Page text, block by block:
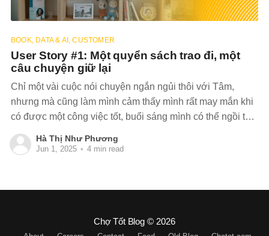
BOOK, DATA & AI, CUSTOMER
User Story #1: Một quyển sách trao đi, một
câu chuyện giữ lại
Chỉ một vài cuộc nói chuyện ngắn ngủi thôi với Tâm,
nhưng mà cũng làm mình cảm thấy mình rất may mắn khi
có được một công việc tốt, buổi sáng mình có thể ngồi thư
thả trên xe bus vừa đọc sách vừa ngắm thành phố và
cũng bớt than phiền về những điều bất như ý nhỏ nhặt
Hà Thị Như Phương
Jun 1, 2025 • 4 min read
Chợ Tốt Blog© 2026